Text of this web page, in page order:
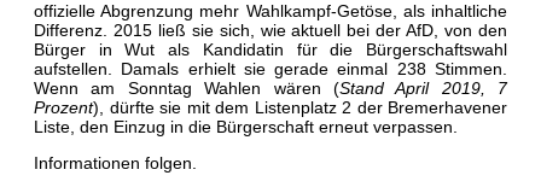
offizielle Abgrenzung mehr Wahlkampf-Getöse, als inhaltliche
Differenz. 2015 ließ sie sich, wie aktuell bei der AfD, von den
Bürger in Wut als Kandidatin für die Bürgerschaftswahl
aufstellen. Damals erhielt sie gerade einmal 238 Stimmen.
Wenn am Sonntag Wahlen wären (Stand April 2019, 7
Prozent), dürfte sie mit dem Listenplatz 2 der Bremerhavener
Liste, den Einzug in die Bürgerschaft erneut verpassen.
Informationen folgen.